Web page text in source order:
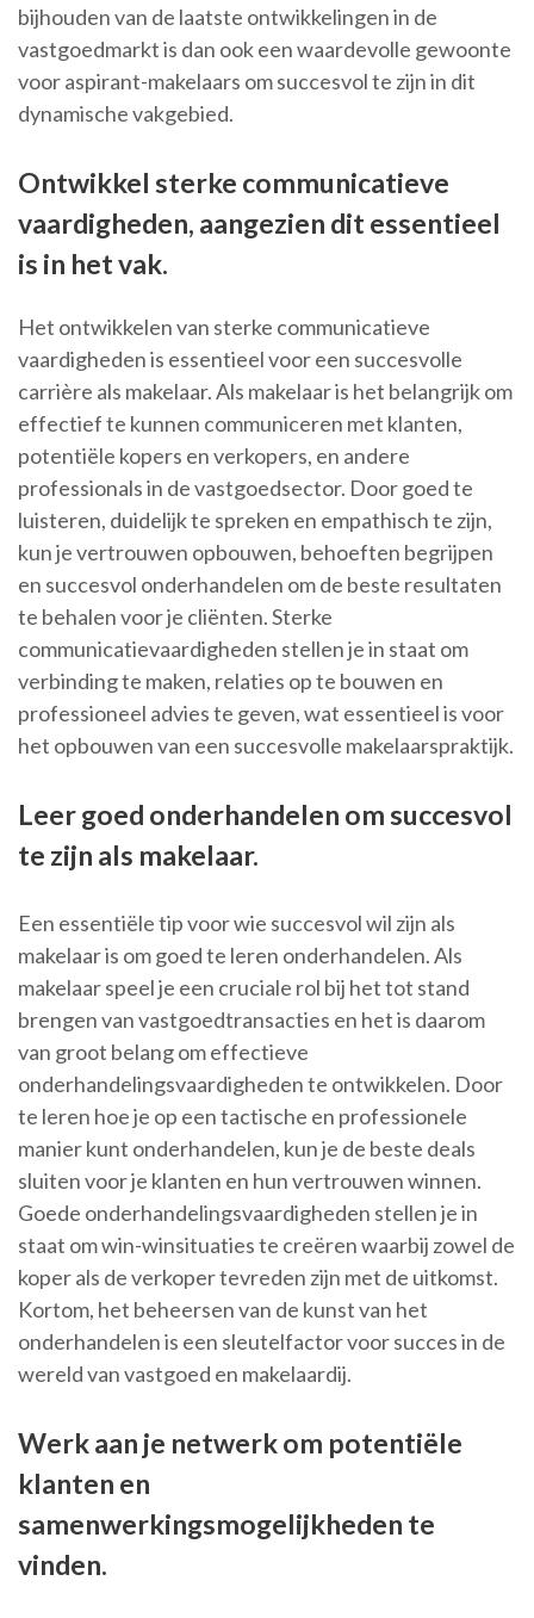
bijhouden van de laatste ontwikkelingen in de
vastgoedmarkt is dan ook een waardevolle gewoonte
voor aspirant-makelaars om succesvol te zijn in dit
dynamische vakgebied.
Ontwikkel sterke communicatieve
vaardigheden, aangezien dit essentieel
is in het vak.
Het ontwikkelen van sterke communicatieve
vaardigheden is essentieel voor een succesvolle
carrière als makelaar. Als makelaar is het belangrijk om
effectief te kunnen communiceren met klanten,
potentiële kopers en verkopers, en andere
professionals in de vastgoedsector. Door goed te
luisteren, duidelijk te spreken en empathisch te zijn,
kun je vertrouwen opbouwen, behoeften begrijpen
en succesvol onderhandelen om de beste resultaten
te behalen voor je cliënten. Sterke
communicatievaardigheden stellen je in staat om
verbinding te maken, relaties op te bouwen en
professioneel advies te geven, wat essentieel is voor
het opbouwen van een succesvolle makelaarspraktijk.
Leer goed onderhandelen om succesvol
te zijn als makelaar.
Een essentiële tip voor wie succesvol wil zijn als
makelaar is om goed te leren onderhandelen. Als
makelaar speel je een cruciale rol bij het tot stand
brengen van vastgoedtransacties en het is daarom
van groot belang om effectieve
onderhandelingsvaardigheden te ontwikkelen. Door
te leren hoe je op een tactische en professionele
manier kunt onderhandelen, kun je de beste deals
sluiten voor je klanten en hun vertrouwen winnen.
Goede onderhandelingsvaardigheden stellen je in
staat om win-winsituaties te creëren waarbij zowel de
koper als de verkoper tevreden zijn met de uitkomst.
Kortom, het beheersen van de kunst van het
onderhandelen is een sleutelfactor voor succes in de
wereld van vastgoed en makelaardij.
Werk aan je netwerk om potentiële
klanten en
samenwerkingsmogelijkheden te
vinden.